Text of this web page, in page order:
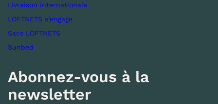
Livraison internationale
LOFTNETS s’engage
Sacs LOFTNETS
Sunbed
Abonnez-vous à la
newsletter